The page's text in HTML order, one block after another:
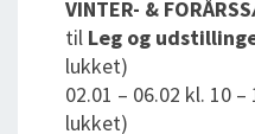
VINTER- &
til Leg og
lukket)
02.01 – 06.02 kl. 10
lukket)